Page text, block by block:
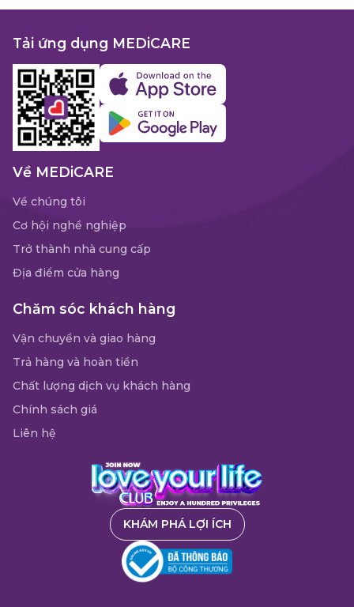
Tải ứng dụng MEDiCARE
Về MEDiCARE
Về chúng tôi
Cơ hội nghề nghiệp
Trở thành nhà cung cấp
Địa điểm cửa hàng
Chăm sóc khách hàng
Vận chuyển và giao hàng
Trả hàng và hoàn tiền
Chất lượng dịch vụ khách hàng
Chính sách giá
Liên hệ
KHÁM PHÁ LỢI ÍCH